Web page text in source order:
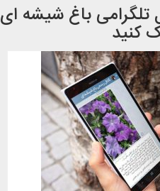
تلگرامی باغ شیشه ای
کنید